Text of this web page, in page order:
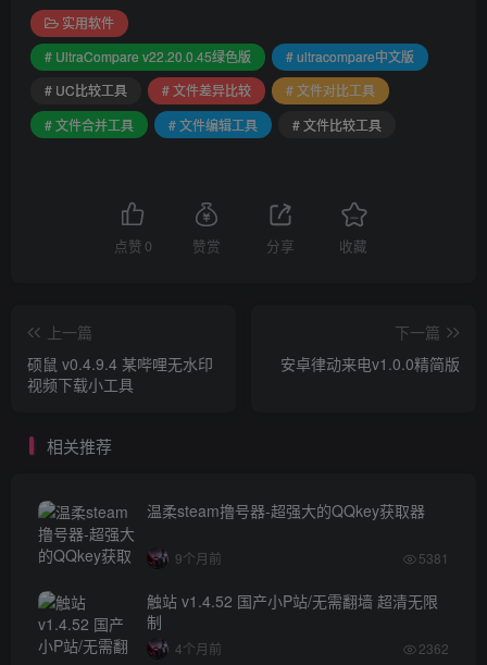
实用软件
# UltraCompare v22.20.0.45绿色版
# ultracompare中文版
# UC比较工具
# 文件差异比较
# 文件对比工具
# 文件合并工具
# 文件编辑工具 # 文件比较工具
点赞 0 赞赏 分享 收藏
上一篇
硕鼠 v0.4.9.4 某哔哩无水印
视频下载小工具
下一篇
安卓律动来电v1.0.0精简版
相关推荐
温柔steam撸号器-超强大的QQkey获取器
9个月前 5381
触站 v1.4.52 国产小P站/无需翻墙 超清无限
制
4个月前 2362